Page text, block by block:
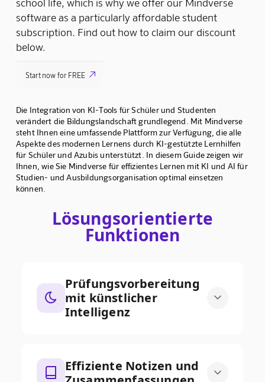
software as a particularly affordable student
subscription. Find out how to claim our discount
below.
Start now for FREE 
Die Integration von KI-Tools für Schüler und Studenten
verändert die Bildungslandschaft grundlegend. Mit Mindverse
steht Ihnen eine umfassende Plattform zur Verfügung, die alle
Aspekte des modernen Lernens durch KI-gestützte Lernhilfen
für Schüler und Azubis unterstützt. In diesem Guide zeigen wir
Ihnen, wie Sie Mindverse für effizientes Lernen mit KI und AI für
Studien- und Ausbildungsorganisation optimal einsetzen
können.
Lösungsorientierte
Funktionen
Prüfungsvorbereitung
mit künstlicher
Intelligenz
Effiziente Notizen und